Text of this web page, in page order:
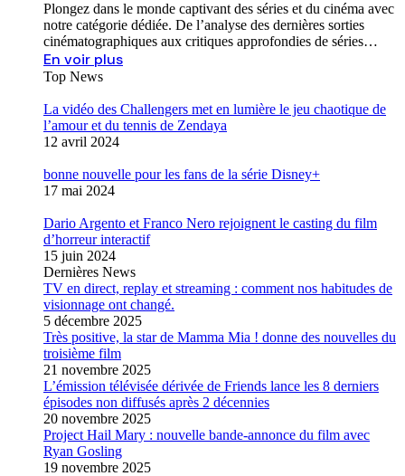
Plongez dans le monde captivant des séries et du cinéma avec
notre catégorie dédiée. De l’analyse des dernières sorties
cinématographiques aux critiques approfondies de séries…
En voir plus
Top News
La vidéo des Challengers met en lumière le jeu chaotique de
l’amour et du tennis de Zendaya
12 avril 2024
bonne nouvelle pour les fans de la série Disney+
17 mai 2024
Dario Argento et Franco Nero rejoignent le casting du film
d’horreur interactif
15 juin 2024
Dernières News
TV en direct, replay et streaming : comment nos habitudes de
visionnage ont changé.
5 décembre 2025
Très positive, la star de Mamma Mia ! donne des nouvelles du
troisième film
21 novembre 2025
L’émission télévisée dérivée de Friends lance les 8 derniers
épisodes non diffusés après 2 décennies
20 novembre 2025
Project Hail Mary : nouvelle bande-annonce du film avec
Ryan Gosling
19 novembre 2025